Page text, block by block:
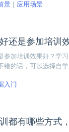
景 应用场景
还是参加培训
参加培训效果好？学
错的话，可以选择自
入门
都有哪些方式